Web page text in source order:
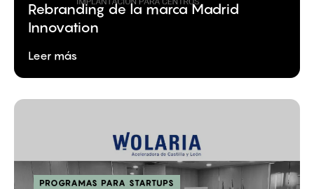
Rebranding de la marca Madrid
Innovation
Leer más
PROGRAMAS PARA STARTUPS